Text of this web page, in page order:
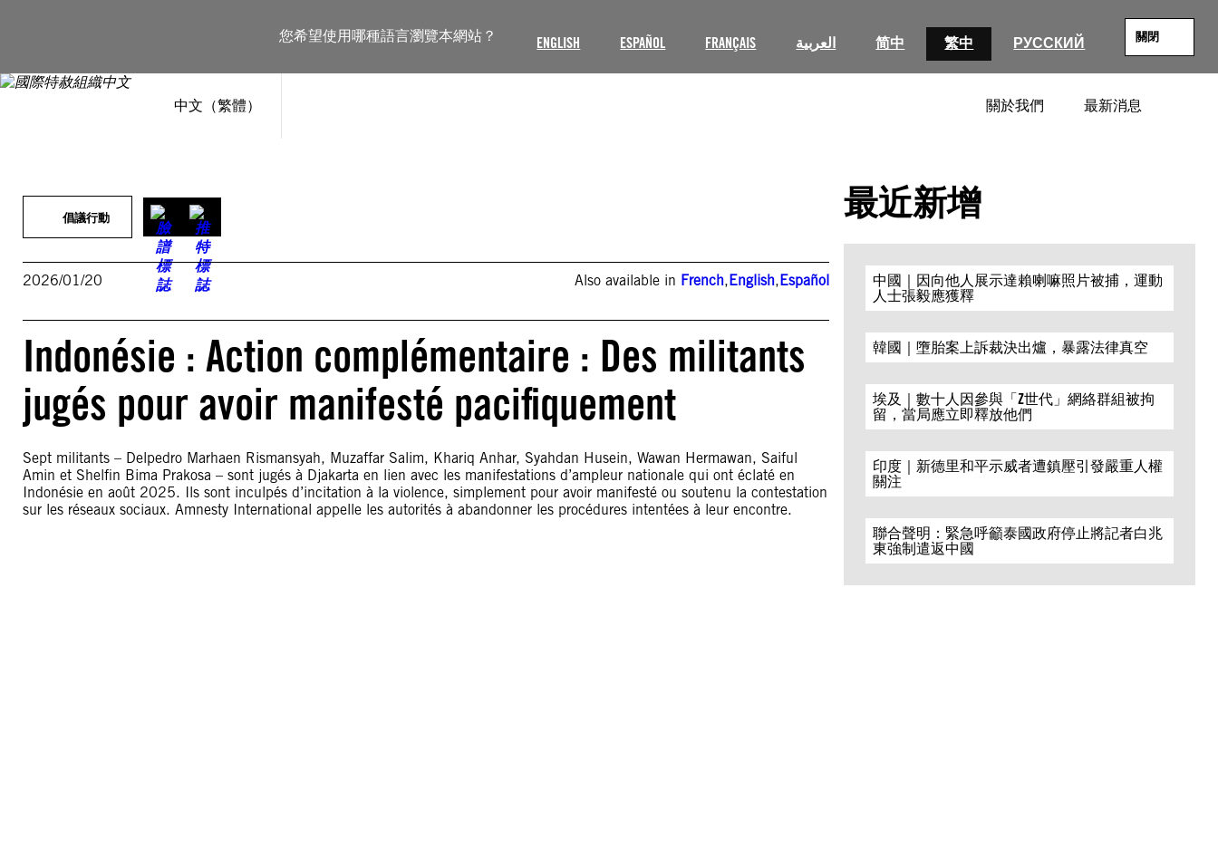
您希望使用哪種語言瀏覽本網站？ ENGLISH ESPAÑOL FRANÇAIS العربية 简中 繁中 РУССКИЙ 關閉
中文（繁體） 關於我們 最新消息
內
倡議行動
2026/01/20 Also available in French,English,Español
Indonésie : Action complémentaire : Des militants
jugés pour avoir manifesté pacifiquement
Sept militants – Delpedro Marhaen Rismansyah, Muzaffar Salim, Khariq Anhar, Syahdan Husein, Wawan Hermawan, Saiful
Amin et Shelfin Bima Prakosa – sont jugés à Djakarta en lien avec les manifestations d’ampleur nationale qui ont éclaté en
Indonésie en août 2025. Ils sont inculpés d’incitation à la violence, simplement pour avoir manifesté ou soutenu la contestation
sur les réseaux sociaux. Amnesty International appelle les autorités à abandonner les procédures intentées à leur encontre.
最近新增
中國｜因向他人展示達賴喇嘛照片被捕，運動
人士張毅應獲釋
韓國｜墮胎案上訴裁決出爐，暴露法律真空
埃及｜數十人因參與「Z世代」網絡群組被拘
留，當局應立即釋放他們
印度｜新德里和平示威者遭鎮壓引發嚴重人權
關注
聯合聲明：緊急呼籲泰國政府停止將記者白兆
東強制遣返中國